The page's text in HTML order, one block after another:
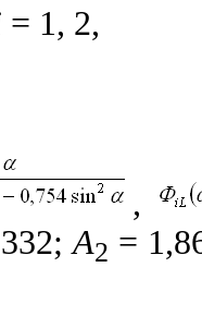
= 1, 2,
,
A2 =